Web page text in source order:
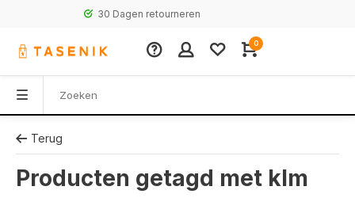
30 Dagen retourneren
0
Terug
Producten getagd met klm